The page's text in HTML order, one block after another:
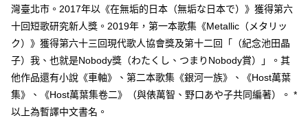
是否繳費成功／繳費後需取消欲退款等相關疑問，請聯繫「AFTEE先享後付
【注意事項】
１．透過由恩沛科技股份有限公司提供之「AFTEE先享後付」服務完成之交
易，需依本服務之必要範圍內提供個人資料，並將交易相關給付款項請求債
權轉讓予恩沛科技股份有限公司。
２．關於個人資料處理事宜，請瀏覽以下網址：
３．未成年的使用者請事先徵得法定代理人或監護人之同意方可使用
每筆NT$80，滿NT$500(含以上)免運費
7-11取貨付款
每筆NT$80，滿NT$500(含以上)免運費
付款後7-11取貨
每筆NT$80，滿NT$500(含以上)免運費
灣臺北市。2017年以《在無垢的日本（無垢な日本で）》獲得第六
十回短歌研究新人獎。2019年，第一本歌集《Metallic（メタリッ
ク）》獲得第六十三回現代歌人協會獎及第十二回「（紀念池田晶
子）我、也就是Nobody獎（わたくし、つまりNobody賞）」。其
他作品還有小說《車軸》、第二本歌集《銀河一族》、《Host萬葉
集》、《Host萬葉集卷二》（與俵萬智、野口あや子共同編著）。 *
以上為暫譯中文書名。